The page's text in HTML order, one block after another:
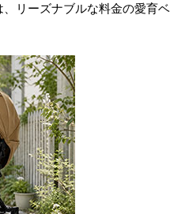
リーズナブルな料金の愛育ベ